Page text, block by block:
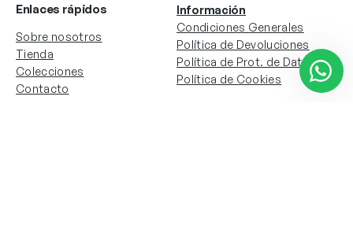
Enlaces rápidos
Sobre nosotros
Tienda
Colecciones
Contacto
Información
Condiciones Generales
Política de Devoluciones
Política de Prot. de Datos
Política de Cookies